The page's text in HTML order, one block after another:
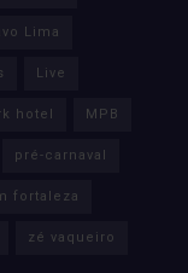
Lima
Live
hotel MPB
pré-carnaval
fortaleza
zé vaqueiro